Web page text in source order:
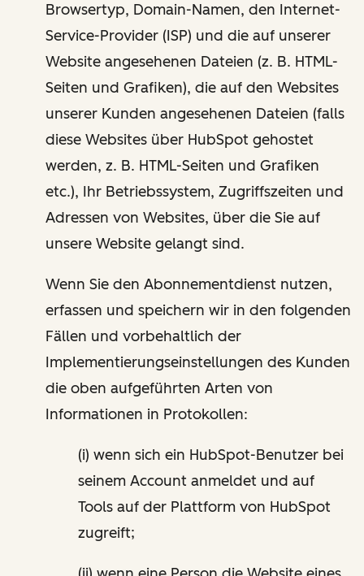
Browsertyp, Domain-Namen, den Internet-
Service-Provider (ISP) und die auf unserer
Website angesehenen Dateien (z. B. HTML-
Seiten und Grafiken), die auf den Websites
unserer Kunden angesehenen Dateien (falls
diese Websites über HubSpot gehostet
werden, z. B. HTML-Seiten und Grafiken
etc.), Ihr Betriebssystem, Zugriffszeiten und
Adressen von Websites, über die Sie auf
unsere Website gelangt sind.
Wenn Sie den Abonnementdienst nutzen,
erfassen und speichern wir in den folgenden
Fällen und vorbehaltlich der
Implementierungseinstellungen des Kunden
die oben aufgeführten Arten von
Informationen in Protokollen:
(i) wenn sich ein HubSpot-Benutzer bei
seinem Account anmeldet und auf
Tools auf der Plattform von HubSpot
zugreift;